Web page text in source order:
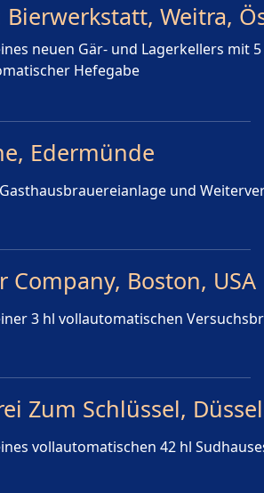
Bierwerkstatt, Weitra,
neuen Gär- und Lagerkellers mit 5
Hefegabe
Edermünde
und
Company, Boston, USA
3 hl vollautomatischen
Zum Schlüssel,
vollautomatischen 42 hl